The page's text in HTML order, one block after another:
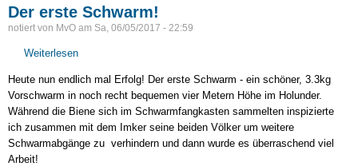
Der erste Schwarm!
notiert von MvO am Sa, 06/05/2017 - 22:59
Weiterlesen
erste
Schwarm!
Heute nun endlich mal Erfolg! Der erste Schwarm - ein schöner, 3.3kg
Vorschwarm in noch recht bequemen vier Metern Höhe im Holunder.
Während die Biene sich im Schwarmfangkasten sammelten inspizierte
ich zusammen mit dem Imker seine beiden Völker um weitere
Schwarmabgänge zu verhindern und dann wurde es überraschend viel
Arbeit!